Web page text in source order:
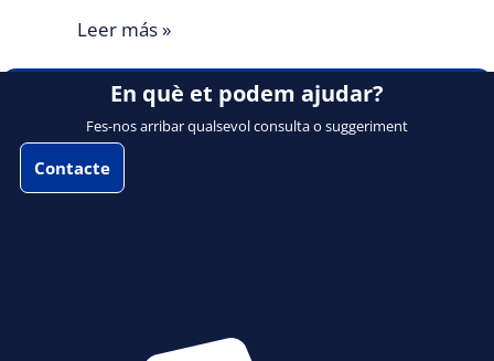
Leer más »
En què et podem ajudar?
Fes-nos arribar qualsevol consulta o suggeriment
Contacte